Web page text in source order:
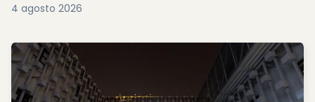
4 agosto 2026